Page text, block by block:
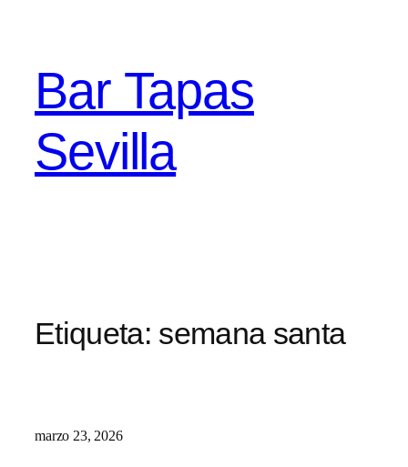
Bar Tapas
Sevilla
Etiqueta: semana santa
marzo 23, 2026